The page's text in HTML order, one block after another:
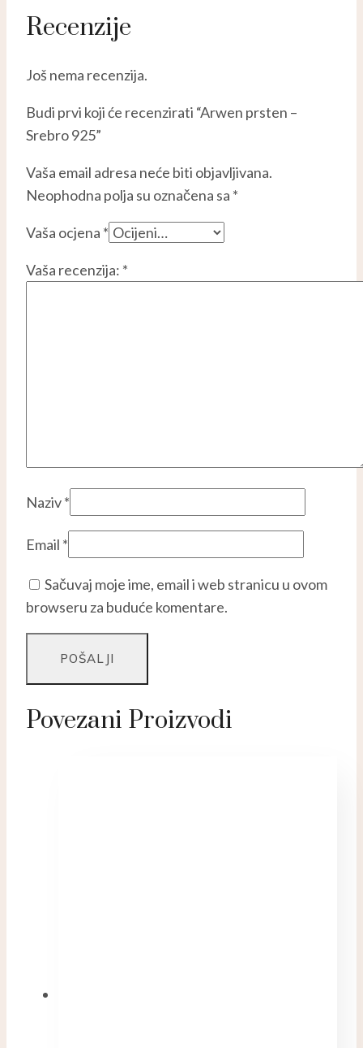
Recenzije
Još nema recenzija.
Budi prvi koji će recenzirati “Arwen prsten –
Srebro 925”
Vaša email adresa neće biti objavljivana.
Neophodna polja su označena sa *
Vaša ocjena *
Vaša recenzija: *
Naziv*
Email *
Sačuvaj moje ime, email i web stranicu u ovom
browseru za buduće komentare.
Povezani Proizvodi